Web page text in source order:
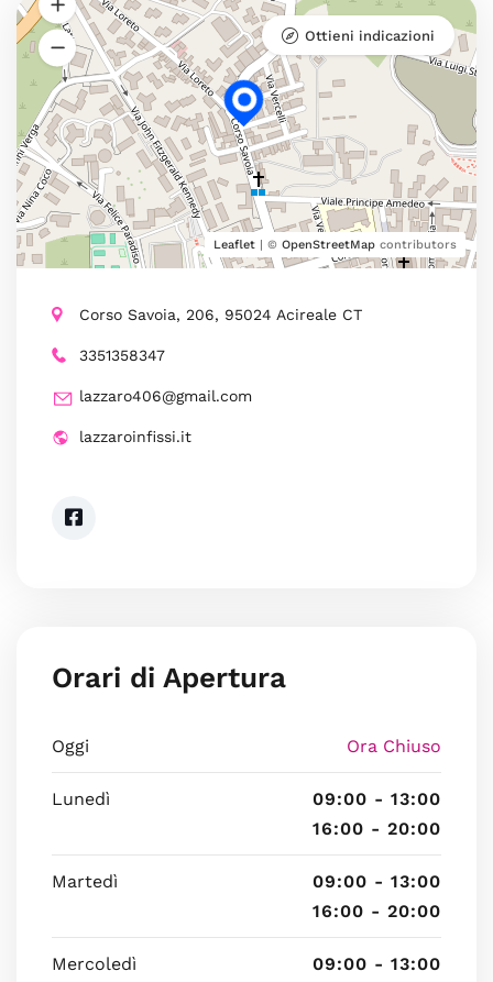
Leaflet | © OpenStreetMap contributors
Ottieni indicazioni
Corso Savoia, 206, 95024 Acireale CT
3351358347
lazzaro406@gmail.com
lazzaroinfissi.it
Orari di Apertura
Oggi Ora Chiuso
Lunedì
09:00 - 13:00
16:00 - 20:00
Martedì
09:00 - 13:00
16:00 - 20:00
Mercoledì
09:00 - 13:00